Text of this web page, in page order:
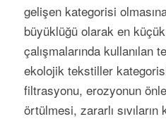
gelişen kategorisi
büyüklüğü olarak en
çalışmalarında kullanılan
ekolojik tekstiller
filtrasyonu, erozyonun
örtülmesi, zararlı